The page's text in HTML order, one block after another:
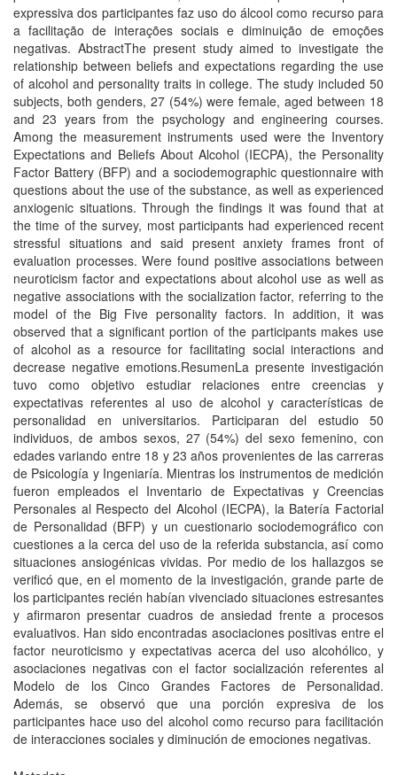
expressiva dos participantes faz uso do álcool como recurso para
a facilitação de interações sociais e diminuição de emoções
negativas. AbstractThe present study aimed to investigate the
relationship between beliefs and expectations regarding the use
of alcohol and personality traits in college. The study included 50
subjects, both genders, 27 (54%) were female, aged between 18
and 23 years from the psychology and engineering courses.
Among the measurement instruments used were the Inventory
Expectations and Beliefs About Alcohol (IECPA), the Personality
Factor Battery (BFP) and a sociodemographic questionnaire with
questions about the use of the substance, as well as experienced
anxiogenic situations. Through the findings it was found that at
the time of the survey, most participants had experienced recent
stressful situations and said present anxiety frames front of
evaluation processes. Were found positive associations between
neuroticism factor and expectations about alcohol use as well as
negative associations with the socialization factor, referring to the
model of the Big Five personality factors. In addition, it was
observed that a significant portion of the participants makes use
of alcohol as a resource for facilitating social interactions and
decrease negative emotions.ResumenLa presente investigación
tuvo como objetivo estudiar relaciones entre creencias y
expectativas referentes al uso de alcohol y características de
personalidad en universitarios. Participaran del estudio 50
individuos, de ambos sexos, 27 (54%) del sexo femenino, con
edades variando entre 18 y 23 años provenientes de las carreras
de Psicología y Ingeniaría. Mientras los instrumentos de medición
fueron empleados el Inventario de Expectativas y Creencias
Personales al Respecto del Alcohol (IECPA), la Batería Factorial
de Personalidad (BFP) y un cuestionario sociodemográfico con
cuestiones a la cerca del uso de la referida substancia, así como
situaciones ansiogénicas vividas. Por medio de los hallazgos se
verificó que, en el momento de la investigación, grande parte de
los participantes recién habían vivenciado situaciones estresantes
y afirmaron presentar cuadros de ansiedad frente a procesos
evaluativos. Han sido encontradas asociaciones positivas entre el
factor neuroticismo y expectativas acerca del uso alcohólico, y
asociaciones negativas con el factor socialización referentes al
Modelo de los Cinco Grandes Factores de Personalidad.
Además, se observó que una porción expresiva de los
participantes hace uso del alcohol como recurso para facilitación
de interacciones sociales y diminución de emociones negativas.